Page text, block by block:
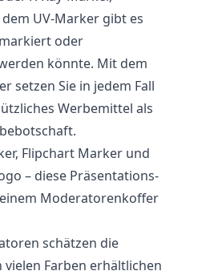
UV-Marker gibt es
oder
könnte. Mit dem
setzen Sie in jedem Fall
Werbemittel als
Flipchart Marker und
– diese Präsentations-
Moderatorenkoffer
schätzen die
Farben erhältlichen